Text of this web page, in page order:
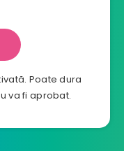
Poate dura
va fi aprobat.